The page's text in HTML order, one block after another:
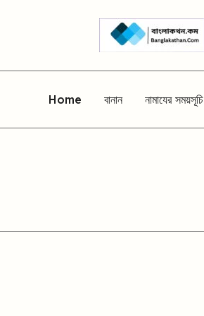
Home বানান নামাযের সময়সূচি